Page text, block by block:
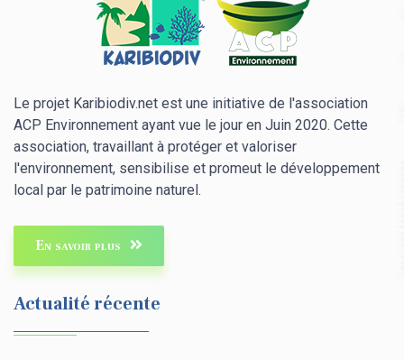
Le projet Karibiodiv.net est une initiative de l'association
ACP Environnement ayant vue le jour en Juin 2020. Cette
association, travaillant à protéger et valoriser
l'environnement, sensibilise et promeut le développement
local par le patrimoine naturel.
En savoir plus
Actualité récente